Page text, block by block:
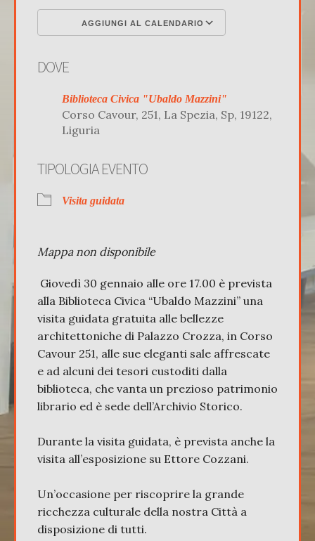
AGGIUNGI AL CALENDARIO
DOVE
Biblioteca Civica "Ubaldo Mazzini"
Corso Cavour, 251, La Spezia, Sp, 19122,
Liguria
TIPOLOGIA EVENTO
Visita guidata
Mappa non disponibile
Giovedì 30 gennaio alle ore 17.00 è prevista
alla Biblioteca Civica “Ubaldo Mazzini” una
visita guidata gratuita alle bellezze
architettoniche di Palazzo Crozza, in Corso
Cavour 251, alle sue eleganti sale affrescate
e ad alcuni dei tesori custoditi dalla
biblioteca, che vanta un prezioso patrimonio
librario ed è sede dell’Archivio Storico.
Durante la visita guidata, è prevista anche la
visita all’esposizione su Ettore Cozzani.
Un’occasione per riscoprire la grande
ricchezza culturale della nostra Città a
disposizione di tutti.